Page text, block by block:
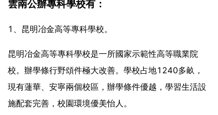
雲南公辦專科學校有：
1、昆明冶金高等專科學校。
昆明冶金高等專科學校是一所國家示範性高等職業院
校。辦學條行野頌件極大改善。學校占地1240多畝，
現有蓮華、安寧兩個校區，辦學條件優越，學習生活設
施配套完善，校園環境優美怡人。